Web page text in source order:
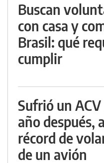
Buscan
con casa y
Brasil: qué
cumplir
Sufrió un
año después,
récord de
de un avión